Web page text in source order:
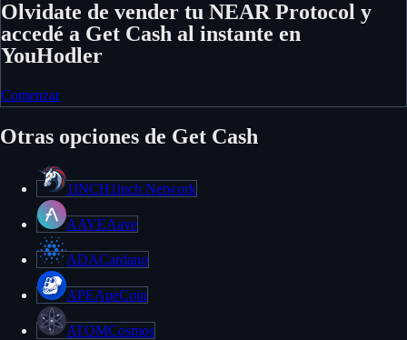
Olvidate de vender tu NEAR Protocol y
accedé a Get Cash al instante en
YouHodler
Comenzar
Otras opciones de Get Cash
1INCH1inch Network
AAVEAave
ADACardano
APEApeCoin
ATOMCosmos